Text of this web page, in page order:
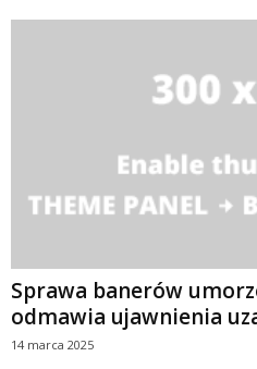
Sprawa banerów
odmawia ujawnienia
14 marca 2025